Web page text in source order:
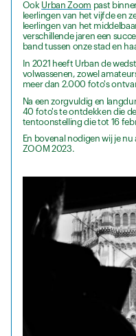
Ook Urban Zoom past
leerlingen van het vijfde en
leerlingen van het
verschillende jaren een
band tussen onze stad en
In 2021 heeft Urban de
volwassenen, zowel
meer dan 2.000 foto's
Na een zorgvuldig en
40 foto's te ontdekken die
tentoonstelling die tot 16
En bovenal nodigen wij je
ZOOM 2023.